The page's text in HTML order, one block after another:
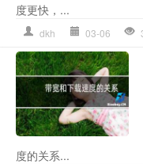
度更快，...
dkh 03-06
度的关系...